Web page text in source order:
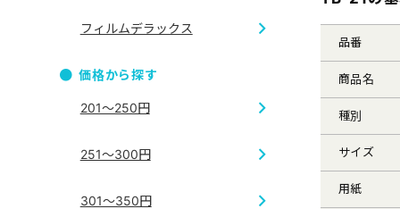
品番
商品名
種別
サイズ
用紙
エコ
フィルムデラックス
価格から探す
201～250円
251～300円
301～350円